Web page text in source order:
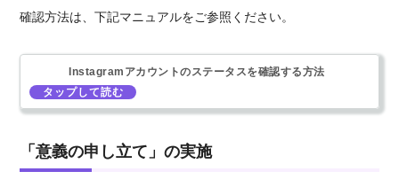
確認方法は、下記マニュアルをご参照ください。
Instagramアカウントのステータスを確認する方法
「意義の申し立て」の実施